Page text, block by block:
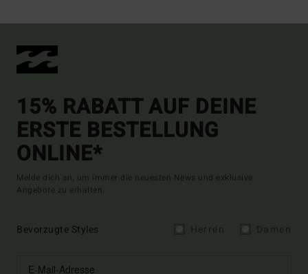
15% RABATT AUF DEINE
ERSTE BESTELLUNG
ONLINE*
Melde dich an, um immer die neuesten News und exklusive
Angebote zu erhalten.
Bevorzugte Styles